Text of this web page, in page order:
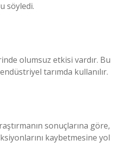
söyledi.
olumsuz etkisi vardır. Bu
tarımda kullanılır.
sonuçlarına göre,
kaybetmesine yol